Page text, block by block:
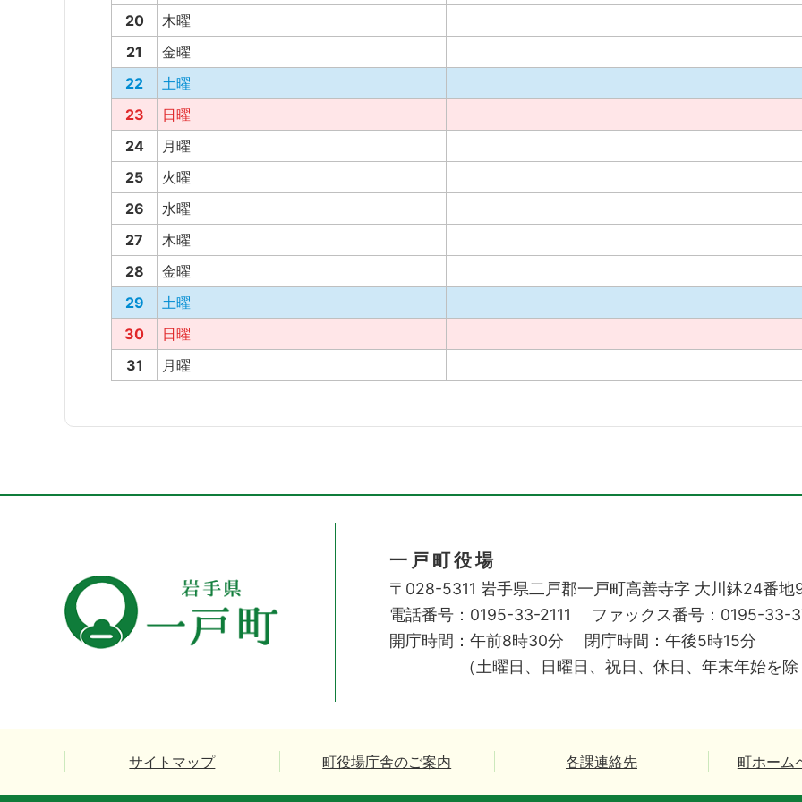
20
木曜
21
金曜
22
土曜
23
日曜
24
月曜
25
火曜
26
水曜
27
木曜
28
金曜
29
土曜
30
日曜
31
月曜
一戸町役場
〒028-5311 岩手県二戸郡一戸町高善寺字 大川鉢24番地
電話番号：0195-33-2111
ファックス番号：0195-33-
開庁時間：午前8時30分
閉庁時間：午後5時15分
（土曜日、日曜日、祝日、休日、年末年始を
サイトマップ 町役場庁舎のご案内 各課連絡先 町ホーム